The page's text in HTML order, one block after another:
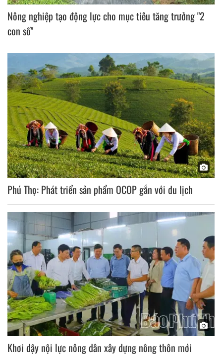
Nông nghiệp tạo động lực cho mục tiêu tăng trưởng "2
con số"
Phú Thọ: Phát triển sản phẩm OCOP gắn với du lịch
Khơi dậy nội lực nông dân xây dựng nông thôn mới